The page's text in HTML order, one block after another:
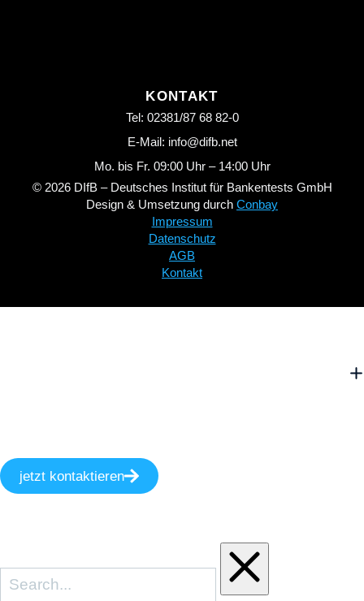
KONTAKT
Tel: 02381/87 68 82-0
E-Mail: info@difb.net
Mo. bis Fr. 09:00 Uhr – 14:00 Uhr
© 2026 DIfB – Deutsches Institut für Bankentests GmbH
Design & Umsetzung durch Conbay
Impressum
Datenschutz
AGB
Kontakt
jetzt kontaktieren